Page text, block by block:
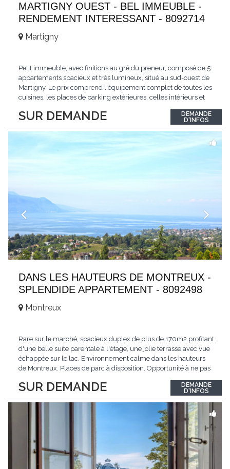
MARTIGNY OUEST - BEL IMMEUBLE -
RENDEMENT INTERESSANT - 8092714
SUR DEMANDE
Martigny
Petit immeuble, avec finitions au gré du preneur, composé de 5
appartements spacieux et très lumineux, situé au sud-ouest de
Martigny. Le prix comprend l'équipement complet de toutes les
cuisines, les places de parking extérieures, celles intérieurs et
opportunité exclusive avec un rendement intéressant. Plus
d'informations...
DEMANDE
D'INFOS
DANS LES HAUTEURS DE MONTREUX -
SPLENDIDE APPARTEMENT - 8092498
SUR DEMANDE
Montreux
Rare sur le marché, spacieux duplex de plus de 170m2 profitant
d'une belle suite parentale à l'étage, une jolie terrasse avec vue
échappée sur le lac. Environnement calme dans les hauteurs
de Montreux. Places de parc à disposition. Opportunité à ne pas
auf dem Markt, geräumiges Duplex von mehr als 170m2 mit
einer schönen...
DEMANDE
D'INFOS